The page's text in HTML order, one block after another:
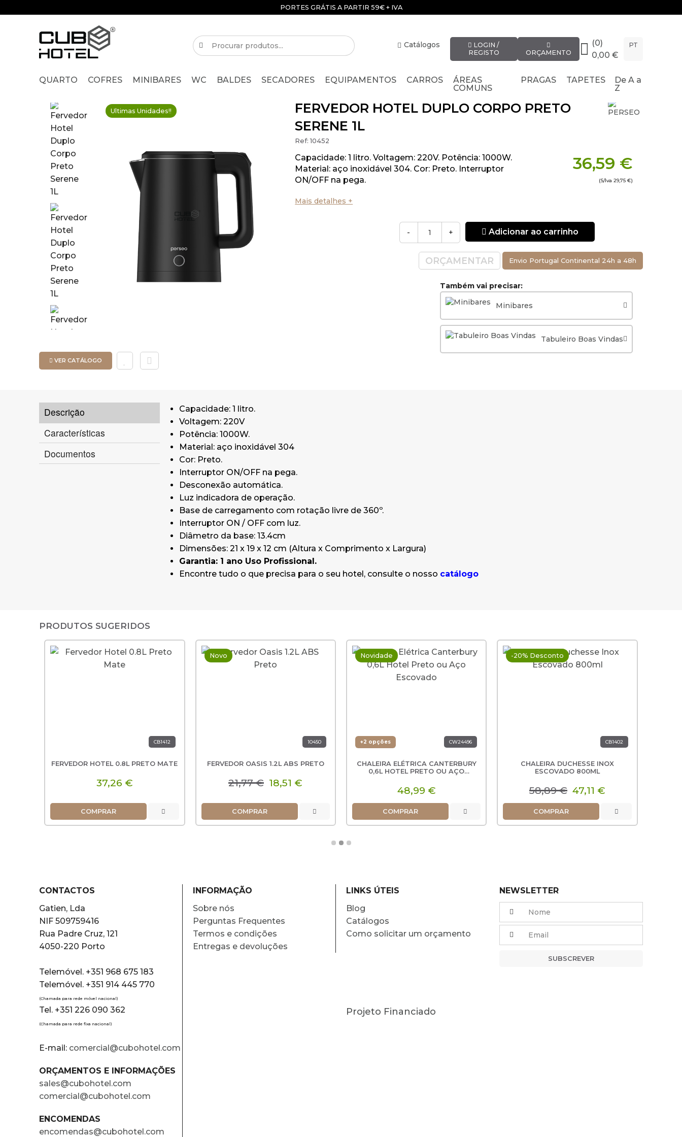
PORTES GRÁTIS A PARTIR 59€ + IVA
Catálogos
LOGIN /
REGISTO
ORÇAMENTO
(0)
0,00 €
PT
QUARTO COFRES MINIBARES WC BALDES SECADORES EQUIPAMENTOS CARROS
ÁREAS
COMUNS
PRAGAS TAPETES
De A a
Z
Ultimas Unidades!!
VER CATÁLOGO
FERVEDOR HOTEL DUPLO CORPO PRETO
SERENE 1L
Ref:10452
36,59 €
(S/Iva 29,75 €)
Capacidade: 1 litro. Voltagem: 220V. Potência: 1000W.
Material: aço inoxidável 304. Cor: Preto. Interruptor
ON/OFF na pega.
Mais detalhes +
- + Adicionar ao carrinho
ORÇAMENTAR Envio Portugal Continental 24h a 48h
Também vai precisar:
Minibares
Tabuleiro Boas Vindas
Descrição
Características
Documentos
Capacidade: 1 litro.
Voltagem: 220V
Potência: 1000W.
Material: aço inoxidável 304
Cor: Preto.
Interruptor ON/OFF na pega.
Desconexão automática.
Luz indicadora de operação.
Base de carregamento com rotação livre de 360º.
Interruptor ON / OFF com luz.
Diâmetro da base: 13.4cm
Dimensões: 21 x 19 x 12 cm (Altura x Comprimento x Largura)
Garantia: 1 ano Uso Profissional.
Encontre tudo o que precisa para o seu hotel, consulte o nosso catálogo
PRODUTOS SUGERIDOS
CB1412
FERVEDOR HOTEL 0.8L PRETO MATE
37,26 €
COMPRAR
Novo
10450
FERVEDOR OASIS 1.2L ABS PRETO
21,77 € 18,51 €
COMPRAR
Novidade
+2 opções CW24496
CHALEIRA ELÉTRICA CANTERBURY
0,6L HOTEL PRETO OU AÇO
48,99 €
COMPRAR
-20% Desconto
CB1402
CHALEIRA DUCHESSE INOX
ESCOVADO 800ML
58,89 € 47,11 €
COMPRAR
CONTACTOS
Gatien, Lda
NIF 509759416
Rua Padre Cruz, 121
4050-220 Porto
Telemóvel. +351 968 675 183
Telemóvel. +351 914 445 770
(Chamada para rede móvel nacional)
Tel. +351 226 090 362
(Chamada para rede fixa nacional)
E-mail: comercial@cubohotel.com
ORÇAMENTOS E INFORMAÇÕES
sales@cubohotel.com
comercial@cubohotel.com
ENCOMENDAS
encomendas@cubohotel.com
INFORMAÇÃO
Sobre nós
Perguntas Frequentes
Termos e condições
Entregas e devoluções
LINKS ÚTEIS
Blog
Catálogos
Como solicitar um orçamento
Projeto Financiado
NEWSLETTER
SUBSCREVER